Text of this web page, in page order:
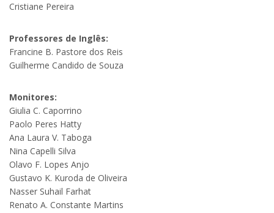
Cristiane Pereira
Professores de Inglês:
Francine B. Pastore dos Reis
Guilherme Candido de Souza
Monitores:
Giulia C. Caporrino
Paolo Peres Hatty
Ana Laura V. Taboga
Nina Capelli Silva
Olavo F. Lopes Anjo
Gustavo K. Kuroda de Oliveira
Nasser Suhail Farhat
Renato A. Constante Martins